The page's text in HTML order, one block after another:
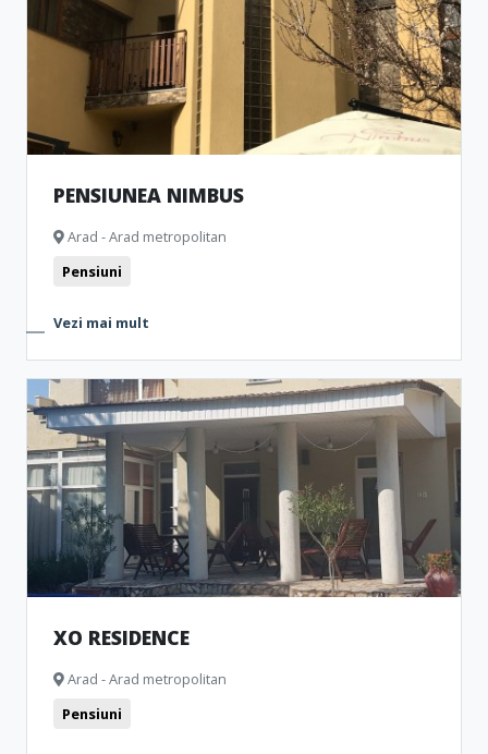
PENSIUNEA NIMBUS
Arad - Arad metropolitan
Pensiuni
Vezi mai mult
XO RESIDENCE
Arad - Arad metropolitan
Pensiuni